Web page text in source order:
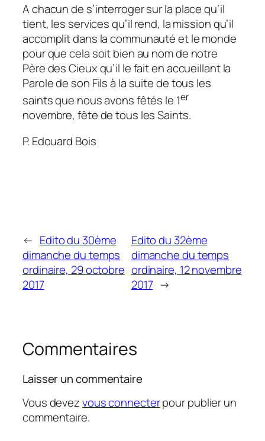
A chacun de s’interroger sur la place qu’il
tient, les services qu’il rend, la mission qu’il
accomplit dans la communauté et le monde
pour que cela soit bien au nom de notre
Père des Cieux qu’il le fait en accueillant la
Parole de son Fils à la suite de tous les
saints que nous avons fêtés le 1er
novembre, fête de tous les Saints.
P. Edouard Bois
← Edito du 30ème
dimanche du temps
ordinaire, 29 octobre
2017
Edito du 32ème
dimanche du temps
ordinaire, 12 novembre
2017 →
Commentaires
Laisser un commentaire
Vous devezvous connecterpour publier un
commentaire.